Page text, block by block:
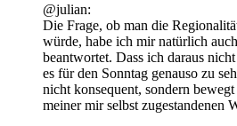
@julian:
Die Frage, ob man die
würde, habe ich mir natürlich
beantwortet. Dass ich daraus
es für den Sonntag genauso zu
nicht konsequent, sondern
meiner mir selbst zugestandenen